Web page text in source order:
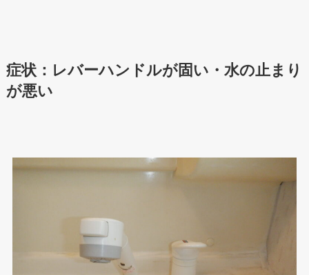
症状：レバーハンドルが固い・水の止まり
が悪い